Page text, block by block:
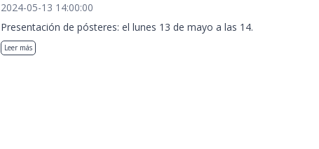
2024-05-13 14:00:00
Presentación de pósteres: el lunes 13 de mayo a las 14.
Leer más